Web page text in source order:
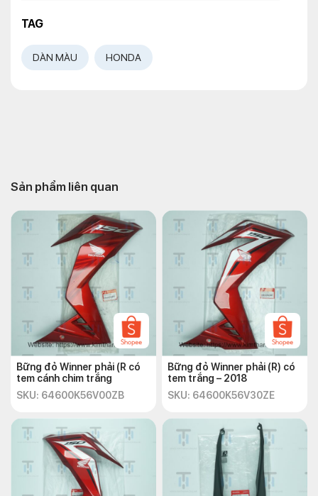
TAG
DÀN MÀU HONDA
Sản phẩm liên quan
Bững đỏ Winner phải (R có
tem cánh chim trắng
SKU: 64600K56V00ZB
Bững đỏ Winner phải (R) có
tem trắng – 2018
SKU: 64600K56V30ZE